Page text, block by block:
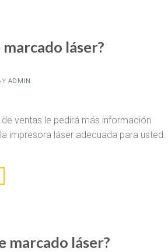
láser?
ADMIN
ventas le pedirá más información
impresora láser adecuada para usted.
marcado láser?